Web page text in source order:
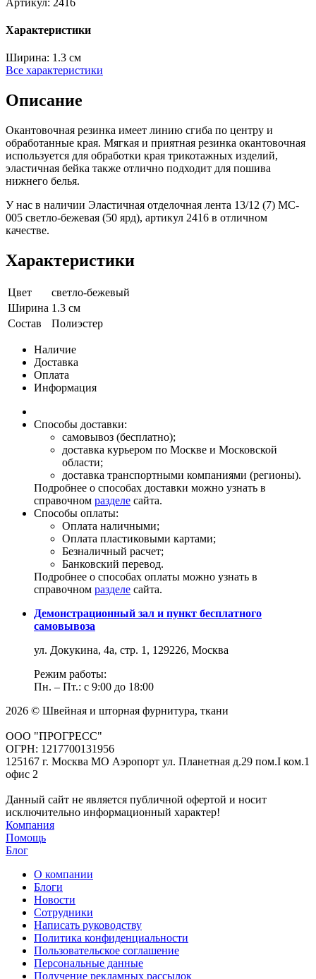
Характеристики
Ширина: 1.3 см
Все характеристики
Описание
Окантовочная резинка имеет линию сгиба по центру и
обработанные края. Мягкая и приятная резинка окантовочная
используется для обработки края трикотажных изделий,
эластичная бейка также отлично подходит для пошива
нижнего белья.
У нас в наличии Эластичная отделочная лента 13/12 (7) MC-
005 светло-бежевая (50 ярд), артикул 2416 в отличном
качестве.
Характеристики
Цвет
светло-бежевый
Ширина 1.3 см
Состав
Полиэстер
Наличие
Доставка
Оплата
Информация
Способы доставки:
самовывоз (бесплатно);
доставка курьером по Москве и Московской
области;
доставка транспортными компаниями (регионы).
Подробнее о способах доставки можно узнать в
справочном разделе сайта.
Способы оплаты:
Оплата наличными;
Оплата пластиковыми картами;
Безналичный расчет;
Банковский перевод.
Подробнее о способах оплаты можно узнать в
справочном разделе сайта.
Демонстрационный зал и пункт бесплатного
самовывоза
ул. Докукина, 4а, стр. 1, 129226, Москва
Режим работы:
Пн. – Пт.: с 9:00 до 18:00
2026 © Швейная и шторная фурнитура, ткани
ООО "ПРОГРЕСС"
ОГРН: 1217700131956
125167 г. Москва МО Аэропорт ул. Планетная д.29 пом.I ком.1
офис 2
Данный сайт не является публичной офертой и носит
исключительно информационный характер!
Компания
Помощь
Блог
О компании
Блоги
Новости
Сотрудники
Написать руководству
Политика конфиденциальности
Пользовательское соглашение
Персональные данные
Получение рекламных рассылок